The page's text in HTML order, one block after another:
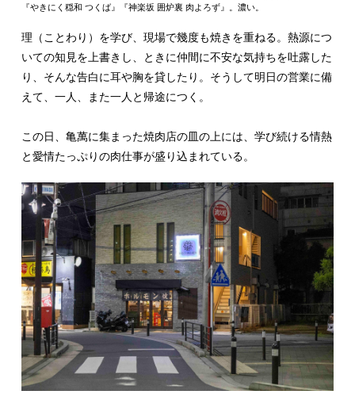
『やきにく穏和 つくば』『神楽坂 囲炉裏 肉よろず』。濃い。
理（ことわり）を学び、現場で幾度も焼きを重ねる。熱源につ
いての知見を上書きし、ときに仲間に不安な気持ちを吐露した
り、そんな告白に耳や胸を貸したり。そうして明日の営業に備
えて、一人、また一人と帰途につく。
この日、亀萬に集まった焼肉店の皿の上には、学び続ける情熱
と愛情たっぷりの肉仕事が盛り込まれている。